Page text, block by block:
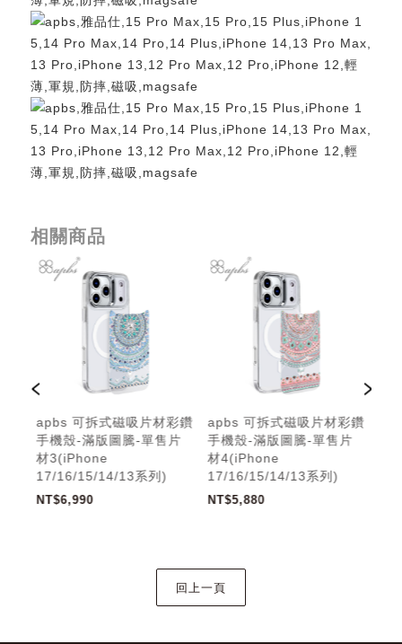
相關商品
apbs 可拆式磁吸片材彩鑽
手機殼-滿版圖騰-單售片
材3(iPhone
17/16/15/14/13系列)
NT$6,990
apbs 可拆式磁吸片材彩鑽
手機殼-滿版圖騰-單售片
材4(iPhone
17/16/15/14/13系列)
NT$5,880